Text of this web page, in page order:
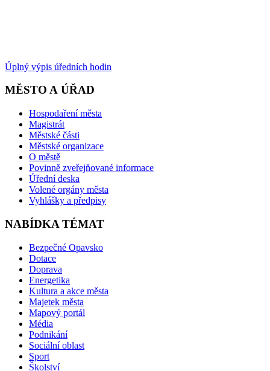
Úplný výpis úředních hodin
MĚSTO A ÚŘAD
Hospodaření města
Magistrát
Městské části
Městské organizace
O městě
Povinně zveřejňované informace
Úřední deska
Volené orgány města
Vyhlášky a předpisy
NABÍDKA TÉMAT
Bezpečné Opavsko
Dotace
Doprava
Energetika
Kultura a akce města
Majetek města
Mapový portál
Média
Podnikání
Sociální oblast
Sport
Školství